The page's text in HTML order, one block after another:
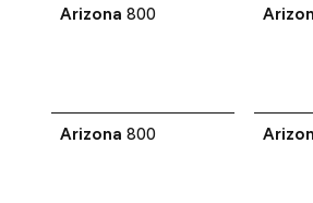
Arizona 800
Arizona 800